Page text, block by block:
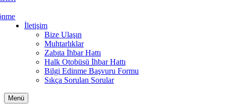
İletişim
Bize Ulaşın
Muhtarlıklar
Zabıta İhbar Hattı
Halk Otobüsü İhbar Hattı
Bilgi Edinme Başvuru Formu
Sıkça Sorulan Sorular
Menü